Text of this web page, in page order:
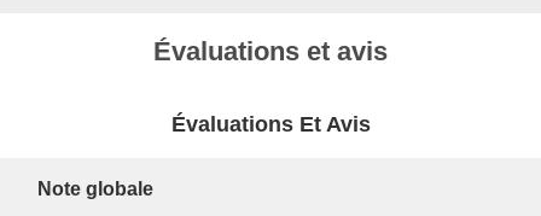
Évaluations et avis
Évaluations Et Avis
Note globale